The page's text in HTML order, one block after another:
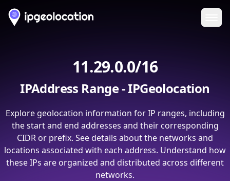
11.29.0.0/16
IPAddress Range - IPGeolocation
Explore geolocation information for IP ranges, including
the start and end addresses and their corresponding
CIDR or prefix. See details about the networks and
locations associated with each address. Understand how
these IPs are organized and distributed across different
networks.